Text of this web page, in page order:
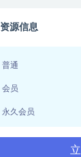
资源信息
普通
会员
永久会员